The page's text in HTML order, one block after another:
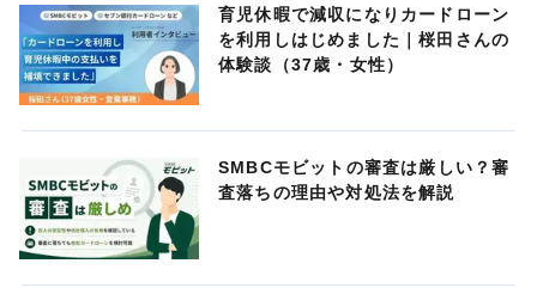
育児休暇で減収になりカードローン
を利用しはじめました｜桜田さんの
体験談（37歳・女性）
SMBCモビットの審査は厳しい？審
査落ちの理由や対処法を解説